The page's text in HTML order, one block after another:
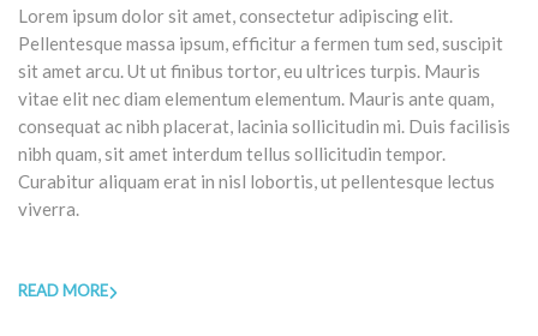
Lorem ipsum dolor sit amet, consectetur adipiscing elit.
Pellentesque massa ipsum, efficitur a fermen tum sed, suscipit
sit amet arcu. Ut ut finibus tortor, eu ultrices turpis. Mauris
vitae elit nec diam elementum elementum. Mauris ante quam,
consequat ac nibh placerat, lacinia sollicitudin mi. Duis facilisis
nibh quam, sit amet interdum tellus sollicitudin tempor.
Curabitur aliquam erat in nisl lobortis, ut pellentesque lectus
viverra.
READ MORE